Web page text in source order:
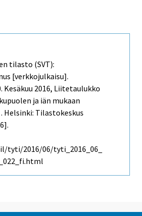
tilasto (SVT):
[verkkojulkaisu].
Kesäkuu 2016, Liitetaulukko
ja iän mukaan
Helsinki: Tilastokeskus
2016/06/tyti_2016_06_